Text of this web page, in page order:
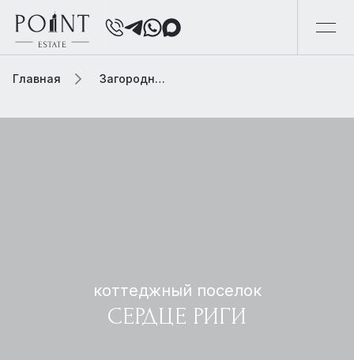
Главная Загородная элитная недвижимость
коттеджный поселок
СЕРДЦЕ РИГИ